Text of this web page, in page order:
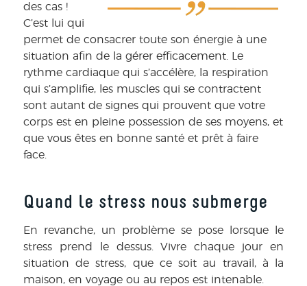
des cas !
C’est lui qui
permet de consacrer toute son énergie à une
situation afin de la gérer efficacement. Le
rythme cardiaque qui s’accélère, la respiration
qui s’amplifie, les muscles qui se contractent
sont autant de signes qui prouvent que votre
corps est en pleine possession de ses moyens, et
que vous êtes en bonne santé et prêt à faire
face.
Quand le stress nous submerge
En revanche, un problème se pose lorsque le
stress prend le dessus. Vivre chaque jour en
situation de stress, que ce soit au travail, à la
maison, en voyage ou au repos est intenable.